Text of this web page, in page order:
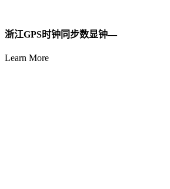
浙江GPS时钟同步数显钟—
Learn More